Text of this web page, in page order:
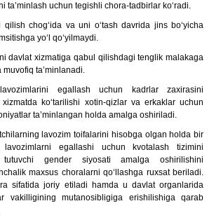
ta’minlash uchun tegishli chora-tadbirlar ko‘radi.
qilish chog‘ida va uni o‘tash davrida jins bo‘yicha
yo‘l qo‘yilmaydi.
davlat xizmatiga qabul qilishdagi tenglik malakaga
ta’minlanadi.
egallash uchun kadrlar zaxirasini
ko‘tarilishi xotin-qizlar va erkaklar uchun
ta’minlangan holda amalga oshiriladi.
lavozim toifalarini hisobga olgan holda bir
lavozimlarni egallashi uchun kvotalash tizimini
gender siyosati amalga oshirilishini
maxsus choralarni qo‘llashga ruxsat beriladi.
sifatida joriy etiladi hamda u davlat organlarida
vakilligining mutanosibligiga erishilishiga qarab